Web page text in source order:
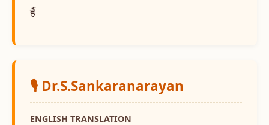
हैं
🎙️ Dr.S.Sankaranarayan
ENGLISH TRANSLATION